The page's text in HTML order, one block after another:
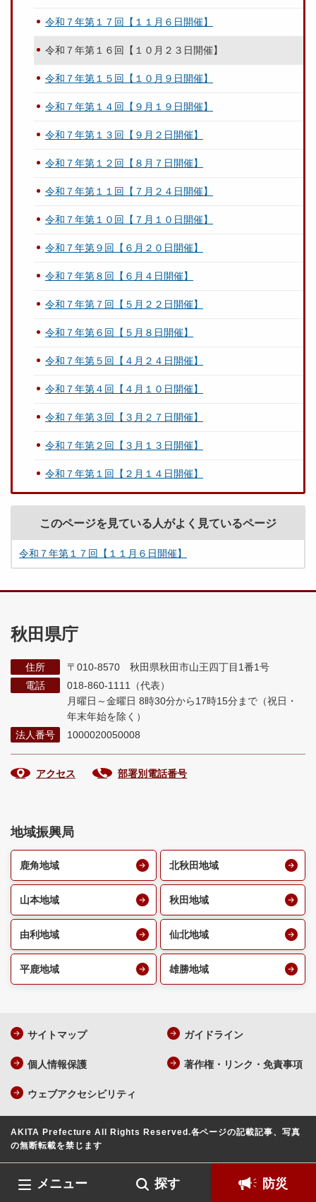
メニュー 探す 防災
令和７年第１７回【１１月６日開催】
令和７年第１６回【１０月２３日開催】
令和７年第１５回【１０月９日開催】
令和７年第１４回【９月１９日開催】
令和７年第１３回【９月２日開催】
令和７年第１２回【８月７日開催】
令和７年第１１回【７月２４日開催】
令和７年第１０回【７月１０日開催】
令和７年第９回【６月２０日開催】
令和７年第８回【６月４日開催】
令和７年第７回【５月２２日開催】
令和７年第６回【５月８日開催】
令和７年第５回【４月２４日開催】
令和７年第４回【４月１０日開催】
令和７年第３回【３月２７日開催】
令和７年第２回【３月１３日開催】
令和７年第１回【２月１４日開催】
このページを見ている人がよく見ているページ
令和７年第１７回【１１月６日開催】
秋田県庁
住所
〒010-8570 秋田県秋田市山王四丁目1番1号
電話
018-860-1111（代表）
月曜日～金曜日 8時30分から17時15分まで （祝日・
年末年始を除く）
法人番号
1000020050008
アクセス 部署別電話番号
地域振興局
鹿角地域 北秋田地域
山本地域 秋田地域
由利地域 仙北地域
平鹿地域 雄勝地域
サイトマップ ガイドライン
個人情報保護 著作権・リンク・免責事項
ウェブアクセシビリティ
AKITA Prefecture All Rights Reserved.各ページの記載記事、写真
の無断転載を禁じます